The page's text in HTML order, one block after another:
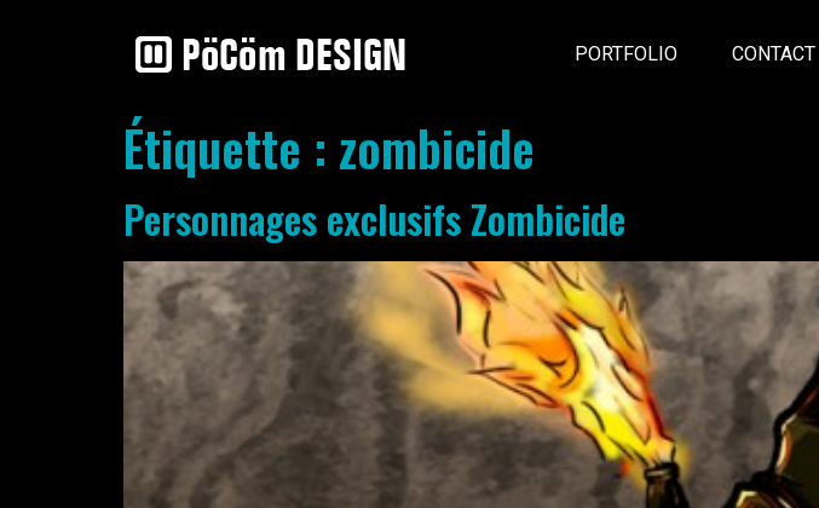
PORTFOLIO CONTACT
Étiquette : zombicide
Personnages exclusifs Zombicide